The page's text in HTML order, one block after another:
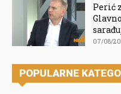
Perić
07/08/
POPULARNE